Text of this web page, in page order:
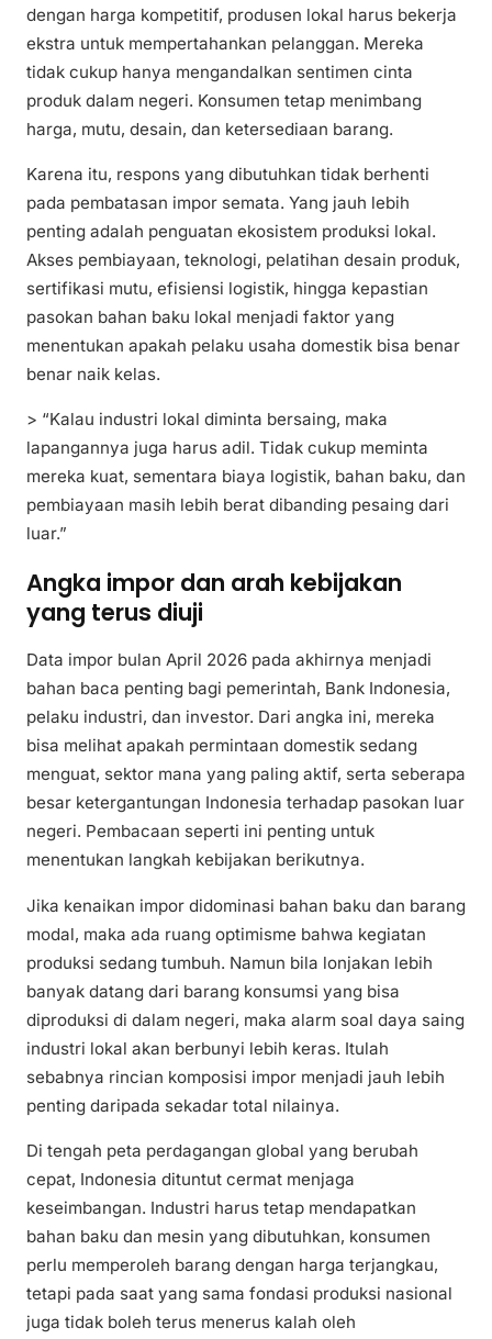
dengan harga kompetitif, produsen lokal harus bekerja
ekstra untuk mempertahankan pelanggan. Mereka
tidak cukup hanya mengandalkan sentimen cinta
produk dalam negeri. Konsumen tetap menimbang
harga, mutu, desain, dan ketersediaan barang.
Karena itu, respons yang dibutuhkan tidak berhenti
pada pembatasan impor semata. Yang jauh lebih
penting adalah penguatan ekosistem produksi lokal.
Akses pembiayaan, teknologi, pelatihan desain produk,
sertifikasi mutu, efisiensi logistik, hingga kepastian
pasokan bahan baku lokal menjadi faktor yang
menentukan apakah pelaku usaha domestik bisa benar
benar naik kelas.
> “Kalau industri lokal diminta bersaing, maka
lapangannya juga harus adil. Tidak cukup meminta
mereka kuat, sementara biaya logistik, bahan baku, dan
pembiayaan masih lebih berat dibanding pesaing dari
luar.”
Angka impor dan arah kebijakan
yang terus diuji
Data impor bulan April 2026 pada akhirnya menjadi
bahan baca penting bagi pemerintah, Bank Indonesia,
pelaku industri, dan investor. Dari angka ini, mereka
bisa melihat apakah permintaan domestik sedang
menguat, sektor mana yang paling aktif, serta seberapa
besar ketergantungan Indonesia terhadap pasokan luar
negeri. Pembacaan seperti ini penting untuk
menentukan langkah kebijakan berikutnya.
Jika kenaikan impor didominasi bahan baku dan barang
modal, maka ada ruang optimisme bahwa kegiatan
produksi sedang tumbuh. Namun bila lonjakan lebih
banyak datang dari barang konsumsi yang bisa
diproduksi di dalam negeri, maka alarm soal daya saing
industri lokal akan berbunyi lebih keras. Itulah
sebabnya rincian komposisi impor menjadi jauh lebih
penting daripada sekadar total nilainya.
Di tengah peta perdagangan global yang berubah
cepat, Indonesia dituntut cermat menjaga
keseimbangan. Industri harus tetap mendapatkan
bahan baku dan mesin yang dibutuhkan, konsumen
perlu memperoleh barang dengan harga terjangkau,
tetapi pada saat yang sama fondasi produksi nasional
juga tidak boleh terus menerus kalah oleh